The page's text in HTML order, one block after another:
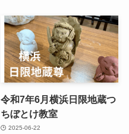
令和7年6月横浜日限地蔵つ
ちぼとけ教室
2025-06-22